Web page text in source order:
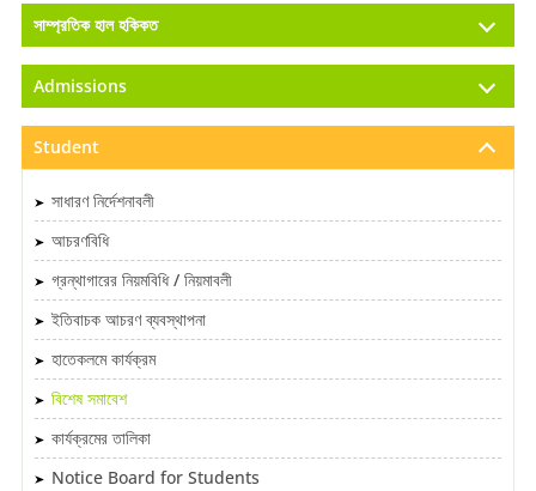
সাম্প্রতিক হাল হকিকত
Admissions
Student
সাধারণ নির্দেশনাবলী
আচরণবিধি
গ্রন্থাগারের নিয়মবিধি / নিয়মাবলী
ইতিবাচক আচরণ ব্যবস্থাপনা
হাতেকলমে কার্যক্রম
বিশেষ সমাবেশ
কার্যক্রমের তালিকা
Notice Board for Students